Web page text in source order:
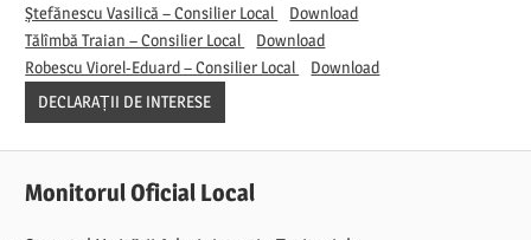
Ștefănescu Vasilică – Consilier Local
Download
Tălîmbă Traian – Consilier Local
Download
Robescu Viorel-Eduard – Consilier Local
Download
DECLARAȚII DE INTERESE
Monitorul Oficial Local